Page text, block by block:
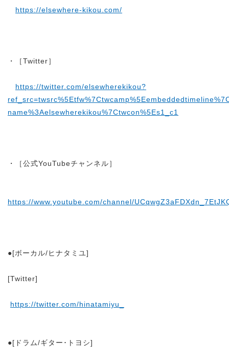
https://elsewhere-kikou.com/
・［Twitter］
https://twitter.com/elsewherekikou?
name%3Aelsewherekikou%7Ctwcon%5Es1_c1
・［公式YouTubeチャンネル］
https://www.youtube.com/channel/
●[ボーカル/ヒナタミユ]
[Twitter]
https://twitter.com/hinatamiyu_
●[ドラム/ギター･トヨシ]